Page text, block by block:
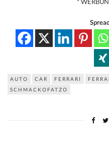
AUTO CAR FERRARI
SCHMACKOFATZO